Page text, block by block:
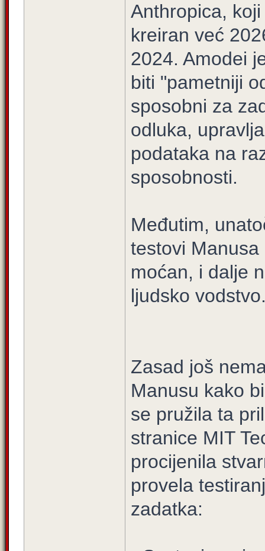
Anthropica,
kreiran već
2024. Amodei
biti "pametniji
sposobni za
odluka,
podataka na
sposobnosti.
Međutim,
testovi
moćan, i dalje
ljudsko
Zasad još
Manusu kako
se pružila ta
stranice MIT
procijenila
provela
zadatka: